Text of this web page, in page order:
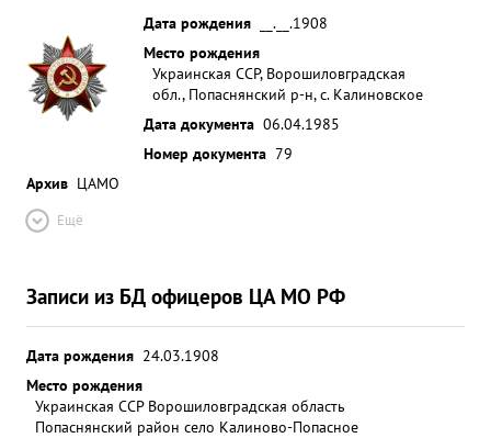
Дата рождения
__.__.1908
Место рождения
Украинская ССР, Ворошиловградская
обл., Попаснянский р-н, с. Калиновское
Дата документа 06.04.1985
Номер документа 79
Архив ЦАМО
Ещё
Записи из БД офицеров ЦА МО РФ
Дата рождения 24.03.1908
Место рождения
Украинская ССР Ворошиловградская область
Попаснянский район село Калиново-Попасное